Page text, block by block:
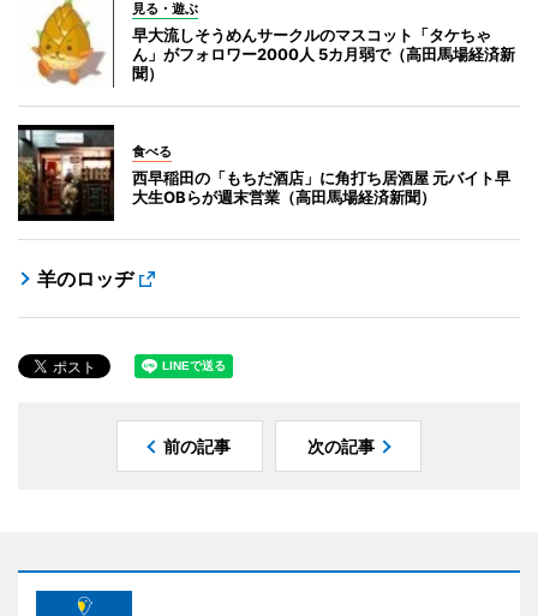
見る・遊ぶ
早大流しそうめんサークルのマスコット「タケちゃ
ん」がフォロワー2000人 5カ月弱で（高田馬場経済新
聞）
食べる
西早稲田の「もちだ酒店」に角打ち居酒屋 元バイト早
大生OBらが週末営業（高田馬場経済新聞）
羊のロッヂ
前の記事 次の記事